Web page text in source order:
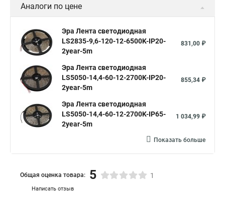
Аналоги по цене
Эра Лента светодиодная
LS2835-9,6-120-12-6500K-IP20-
2year-5m
831,00 ₽
Эра Лента светодиодная
LS5050-14,4-60-12-2700K-IP20-
2year-5m
855,34 ₽
Эра Лента светодиодная
LS5050-14,4-60-12-2700K-IP65-
2year-5m
1 034,99 ₽
Показать больше
Написать отзыв
Общая оценка товара: 5 1